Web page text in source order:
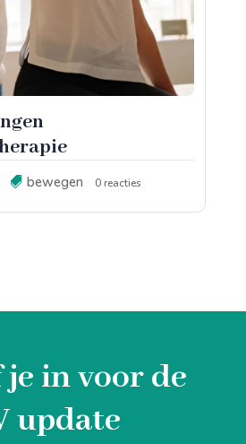
bewegen 0 reacties
in voor de
update